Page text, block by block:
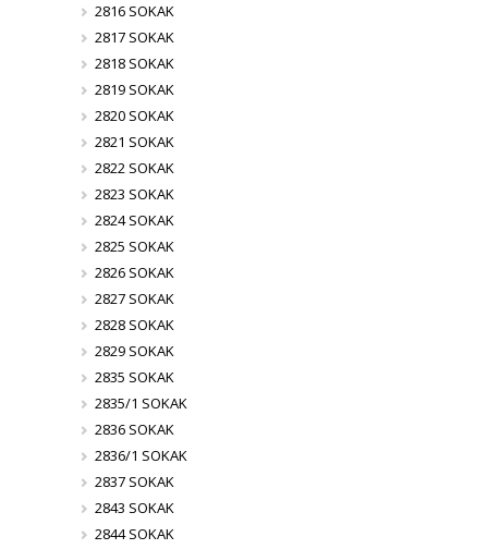
2816 SOKAK
2817 SOKAK
2818 SOKAK
2819 SOKAK
2820 SOKAK
2821 SOKAK
2822 SOKAK
2823 SOKAK
2824 SOKAK
2825 SOKAK
2826 SOKAK
2827 SOKAK
2828 SOKAK
2829 SOKAK
2835 SOKAK
2835/1 SOKAK
2836 SOKAK
2836/1 SOKAK
2837 SOKAK
2843 SOKAK
2844 SOKAK